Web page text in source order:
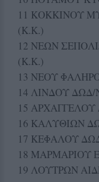
11 ΚΟΚΚΙΝΟΥ
(Κ.Κ.)
12 ΝΕΩΝ
(Κ.Κ.)
13 ΝΕΟΥ
14 ΛΙΝΔΟΥ
15
16 ΚΑΛΥΘΙΩΝ
17 ΚΕΦΑΛΟΥ
18 ΜΑΡΜΑΡΙΟΥ
19 ΛΟΥΤΡΩΝ